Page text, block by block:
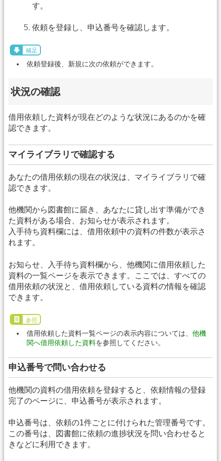
す。
依頼を登録し、申込番号を確認します。
補足
依頼登録後、新規に次の依頼ができます。
状況の確認
借用依頼した資料が現在どのような状況にあるのかを確
認できます。
マイライブラリで確認する
あなたの借用依頼の現在の状況は、マイライブラリで確
認できます。
他機関から図書館に届き、あなたに貸し出す準備ができ
た資料がある場合、お知らせが表示されます。
入手待ち資料欄には、借用依頼中の資料の件数が表示さ
れます。
お知らせ、入手待ち資料欄から、他機関に借用依頼した
資料の一覧ページを表示できます。ここでは、すべての
借用依頼の状況と、借用依頼している資料の情報を確認
できます。
参照
借用依頼した資料一覧ページの表示内容については、 他機
関へ借用依頼した資料を参照してください。
申込番号で問い合わせる
他機関の資料の借用依頼を登録すると、依頼情報の登録
完了のページに、申込番号が表示されます。
申込番号は、依頼の1件ごとに付けられた管理番号です。
この番号は、図書館に依頼の進捗状況を問い合わせると
きなどに利用できます。